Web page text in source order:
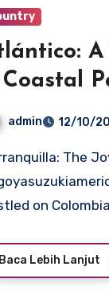
admin 12/10/
on
Baca Lebih Lanjut